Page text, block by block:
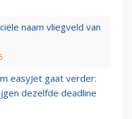
naam vliegveld van
easyJet gaat verder:
dezelfde deadline